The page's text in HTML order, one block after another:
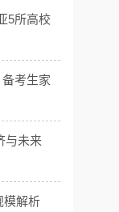
5所高校
考生家
与未来
模解析